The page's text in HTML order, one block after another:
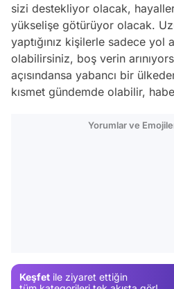
sizi destekliyor olacak,
yükselişe götürüyor olacak.
yaptığınız kişilerle sadece yol
olabilirsiniz, boş verin
açısındansa yabancı bir
kısmet gündemde olabilir,
Yorumlar ve
Keşfet ile ziyaret ettiğin